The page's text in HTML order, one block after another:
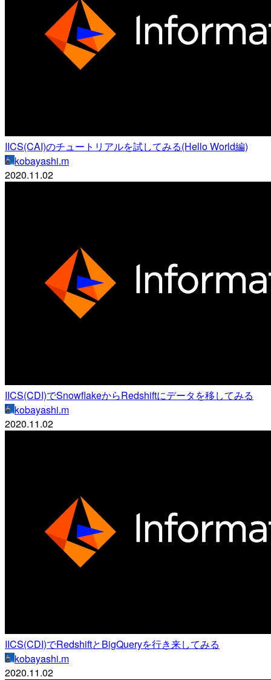
IICS(CAI)のチュートリアルを試してみる(Hello World編)
kobayashi.m
2020.11.02
IICS(CDI)でSnowflakeからRedshiftにデータを移してみる
kobayashi.m
2020.11.02
IICS(CDI)でRedshiftとBigQueryを行き来してみる
kobayashi.m
2020.11.02